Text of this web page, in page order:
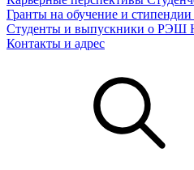
Гранты на обучение и стипендии
Студенты и выпускники о РЭШ
Контакты и адрес